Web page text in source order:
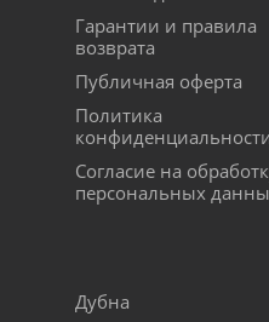
Гарантии и правила
возврата
Публичная оферта
Политика
Согласие на
персональных
Дубна